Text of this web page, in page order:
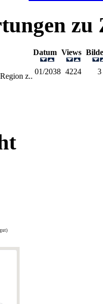
zu
Datum Views
z..
01/2038 4224 3